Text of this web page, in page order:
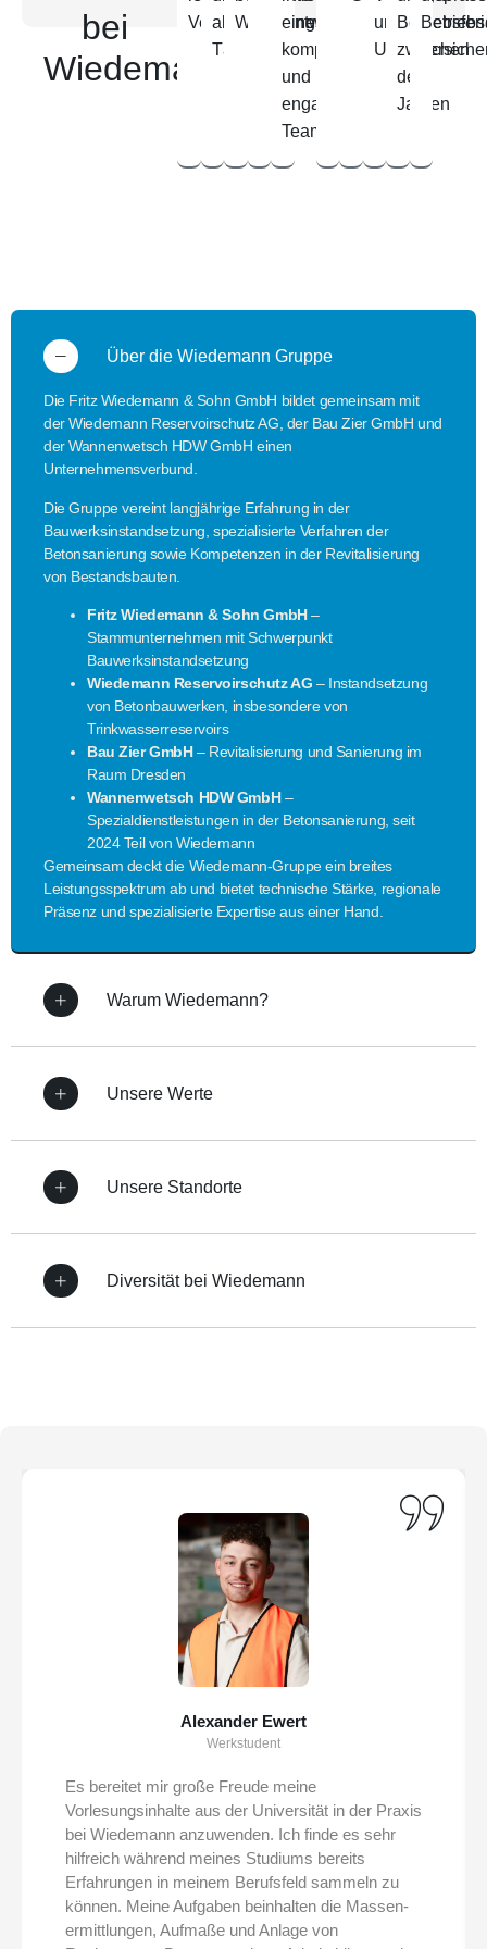
bei
Wiedemann
Vergütung
abwechslungsreiche
Tätigkeit
Weiterentwicklung
einem
kompetenten
und
engagierten
Team
und
zwischen
den
Jahren
Über die Wiedemann Gruppe
Die Fritz Wiedemann & Sohn GmbH bildet gemeinsam mit
der Wiedemann Reservoirschutz AG, der Bau Zier GmbH und
der Wannenwetsch HDW GmbH einen
Unternehmensverbund.
Die Gruppe vereint langjährige Erfahrung in der
Bauwerksinstandsetzung, spezialisierte Verfahren der
Betonsanierung sowie Kompetenzen in der Revitalisierung
von Bestandsbauten.
Fritz Wiedemann & Sohn GmbH–
Stammunternehmen mit Schwerpunkt
Bauwerksinstandsetzung
Wiedemann Reservoirschutz AG – Instandsetzung
von Betonbauwerken, insbesondere von
Trinkwasserreservoirs
Bau Zier GmbH– Revitalisierung und Sanierung im
Raum Dresden
Wannenwetsch HDW GmbH–
Spezialdienstleistungen in der Betonsanierung, seit
2024 Teil von Wiedemann
Gemeinsam deckt die Wiedemann-Gruppe ein breites
Leistungsspektrum ab und bietet technische Stärke, regionale
Präsenz und spezialisierte Expertise aus einer Hand.
Warum Wiedemann?
Unsere Werte
Unsere Standorte
Diversität bei Wiedemann
Alexander Ewert
Werkstudent
Es bereitet mir große Freude meine
Vorlesungsinhalte aus der Universität in der Praxis
bei Wiedemann anzuwenden. Ich finde es sehr
hilfreich während meines Studiums bereits
Erfahrungen in meinem Berufsfeld sammeln zu
können. Meine Aufgaben beinhalten die Massen-
ermittlungen, Aufmaße und Anlage von